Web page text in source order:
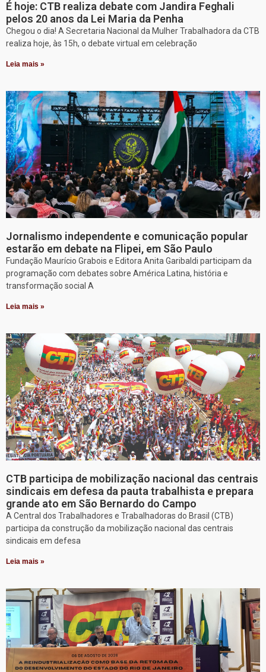
É hoje: CTB realiza debate com Jandira Feghali
pelos 20 anos da Lei Maria da Penha
Chegou o dia! A Secretaria Nacional da Mulher Trabalhadora da CTB
realiza hoje, às 15h, o debate virtual em celebração
Leia mais »
Jornalismo independente e comunicação popular
estarão em debate na Flipei, em São Paulo
Fundação Maurício Grabois e Editora Anita Garibaldi participam da
programação com debates sobre América Latina, história e
transformação social A
Leia mais »
CTB participa de mobilização nacional das centrais
sindicais em defesa da pauta trabalhista e prepara
grande ato em São Bernardo do Campo
A Central dos Trabalhadores e Trabalhadoras do Brasil (CTB)
participa da construção da mobilização nacional das centrais
sindicais em defesa
Leia mais »